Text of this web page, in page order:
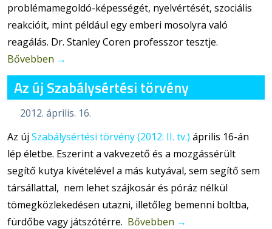
problémamegoldó-képességét, nyelvértését, szociális
reakcióit, mint például egy emberi mosolyra való
reagálás. Dr. Stanley Coren professzor tesztje.
Bővebben →
Az új Szabálysértési törvény
2012. április. 16.
Az újSzabálysértési törvény (2012. II. tv.) április 16-án
lép életbe. Eszerint a vakvezető és a mozgássérült
segítő kutya kivételével a más kutyával, sem segítő sem
társállattal, nem lehet szájkosár és póráz nélkül
tömegközlekedésen utazni, illetőleg bemenni boltba,
fürdőbe vagy játszótérre. Bővebben →